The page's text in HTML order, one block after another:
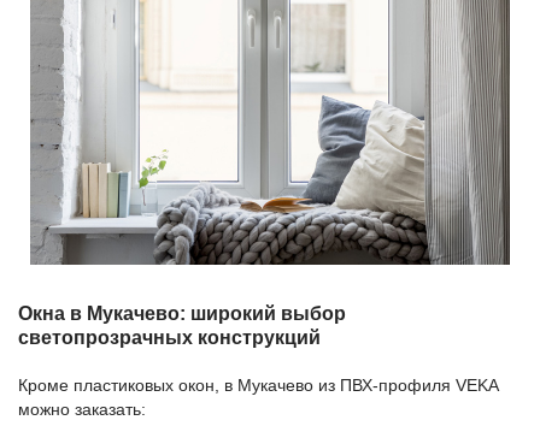
Окна в Мукачево: широкий выбор
светопрозрачных конструкций
Кроме пластиковых окон, в Мукачево из ПВХ-профиля VEKA
можно заказать: